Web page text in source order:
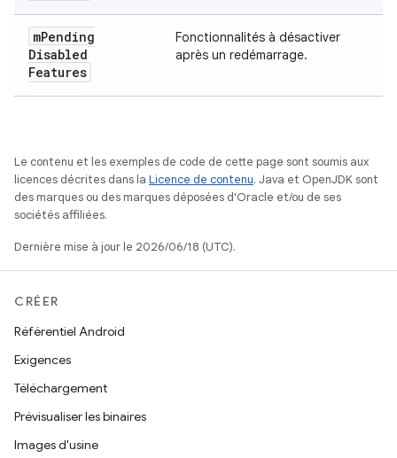
mPending
Disabled
Features
Fonctionnalités à désactiver
après un redémarrage.
Le contenu et les exemples de code de cette page sont soumis aux
licences décrites dans la Licence de contenu. Java et OpenJDK sont
des marques ou des marques déposées d'Oracle et/ou de ses
sociétés affiliées.
Dernière mise à jour le 2026/06/18 (UTC).
CRÉER
Référentiel Android
Exigences
Téléchargement
Prévisualiser les binaires
Images d'usine